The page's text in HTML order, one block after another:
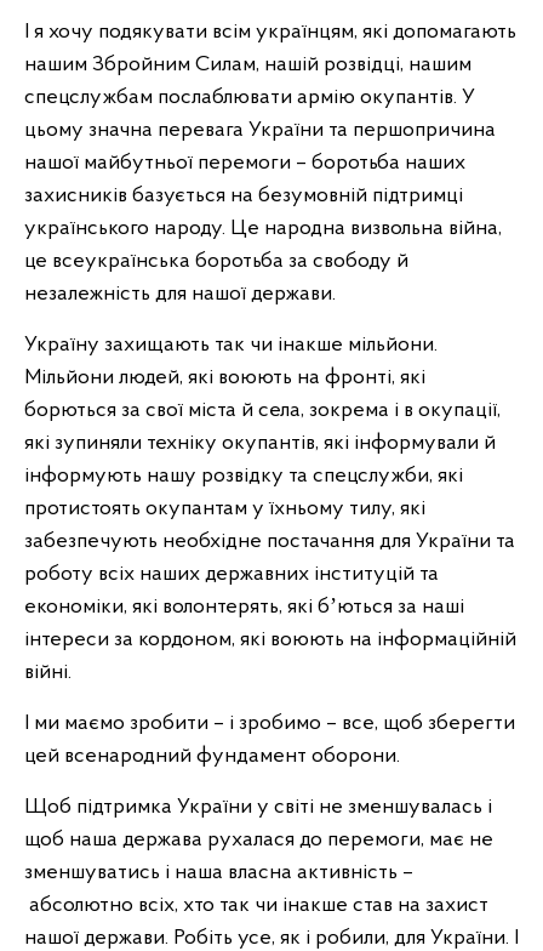
І я хочу подякувати всім українцям, які допомагають
нашим Збройним Силам, нашій розвідці, нашим
спецслужбам послаблювати армію окупантів. У
цьому значна перевага України та першопричина
нашої майбутньої перемоги – боротьба наших
захисників базується на безумовній підтримці
українського народу. Це народна визвольна війна,
це всеукраїнська боротьба за свободу й
незалежність для нашої держави.
Україну захищають так чи інакше мільйони.
Мільйони людей, які воюють на фронті, які
борються за свої міста й села, зокрема і в окупації,
які зупиняли техніку окупантів, які інформували й
інформують нашу розвідку та спецслужби, які
протистоять окупантам у їхньому тилу, які
забезпечують необхідне постачання для України та
роботу всіх наших державних інституцій та
економіки, які волонтерять, які бʼються за наші
інтереси за кордоном, які воюють на інформаційній
війні.
І ми маємо зробити – і зробимо – все, щоб зберегти
цей всенародний фундамент оборони.
Щоб підтримка України у світі не зменшувалась і
щоб наша держава рухалася до перемоги, має не
зменшуватись і наша власна активність –
абсолютно всіх, хто так чи інакше став на захист
нашої держави. Робіть усе, як і робили, для України. І